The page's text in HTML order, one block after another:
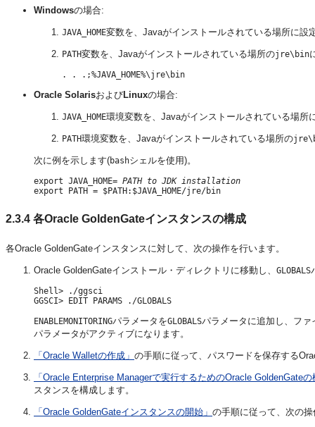
Windowsの場合:
JAVA_HOME変数を、Javaがインストールされている場所に設
PATH変数を、Javaがインストールされている場所のjre\bin
Oracle SolarisおよびLinuxの場合:
JAVA_HOME環境変数を、Javaがインストールされている場所
PATH環境変数を、Javaがインストールされている場所の
次に例を示します(bashシェルを使用)。
export JAVA_HOME= PATH to JDK installation
2.3.4 各Oracle GoldenGateインスタンスの構成
各Oracle GoldenGateインスタンスに対して、次の操作を行います。
Oracle GoldenGateインストール・ディレクトリに移動し、 GLOBALS
Shell> ./ggsci
ENABLEMONITORINGパラメータをGLOBALSパラメータに追加し、フ
パラメータがアクティブになります。
「Oracle Walletの作成」 の手順に従って、パスワードを保存する
「Oracle Enterprise Managerで実行するためのOracle GoldenGateの
スタンスを構成します。
「Oracle GoldenGateインスタンスの開始」 の手順に従って、次の